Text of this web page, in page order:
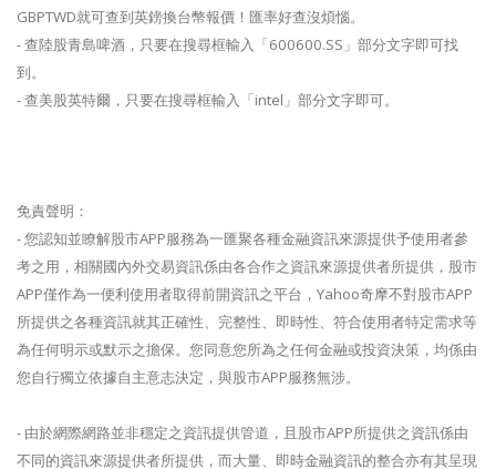
GBPTWD就可查到英鎊換台幣報價！匯率好查沒煩惱。
- 查陸股青島啤酒，只要在搜尋框輸入「600600.SS」部分文字即可找
到。
- 查美股英特爾，只要在搜尋框輸入「intel」部分文字即可。
免責聲明：
- 您認知並瞭解股市APP服務為一匯聚各種金融資訊來源提供予使用者參
考之用，相關國內外交易資訊係由各合作之資訊來源提供者所提供，股市
APP僅作為一便利使用者取得前開資訊之平台，Yahoo奇摩不對股市APP
所提供之各種資訊就其正確性、完整性、即時性、符合使用者特定需求等
為任何明示或默示之擔保。您同意您所為之任何金融或投資決策，均係由
您自行獨立依據自主意志決定，與股市APP服務無涉。
- 由於網際網路並非穩定之資訊提供管道，且股市APP所提供之資訊係由
不同的資訊來源提供者所提供，而大量、即時金融資訊的整合亦有其呈現